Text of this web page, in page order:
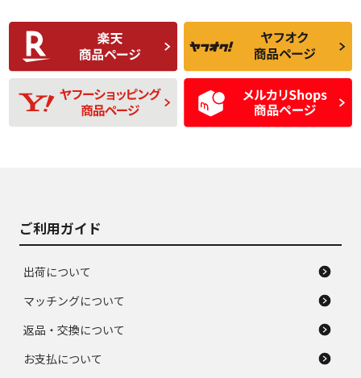
C
比較的きれいな中古
品
C
られるが、使用に問
題のない中古品
D
使用感や目立つ傷が
あり、一般的な中古
品
D
残り溝も少なく、偏
磨耗がみられ、短期
間使用できるくらい
の中古品
ご利用ガイド
出荷について
マッチングについて
返品・交換について
お支払について